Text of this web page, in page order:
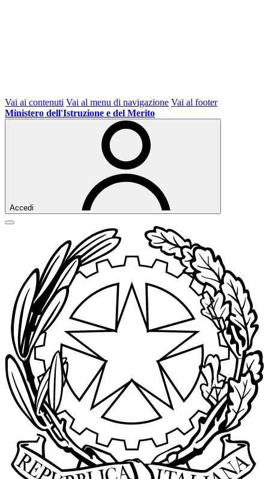
Vai ai contenuti Vai al menu di navigazione Vai al footer
Ministero dell'Istruzione e del Merito
Accedi